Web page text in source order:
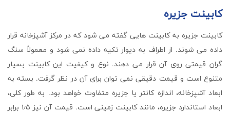
کابینت جزیره
کابینت جزیره به کابینت هایی گفته می شود که در مرکز آشپزخانه قرار
داده می شوند. از اطراف به دیوار تکیه داده نمی شود و معمولاً سنگ
گران قیمتی روی آن قرار می دهند. نوع و کیفیت این کابینت بسیار
متنوع است و قیمت دقیقی نمی توان برای آن در نظر گرفت. بسته به
ابعاد آشپزخانه، اندازه کانتر یا جزیره متفاوت خواهد بود. به طور کلی،
ابعاد استاندارد جزیره، مانند کابینت زمینی است. قیمت آن نیز ۱٫۵ برابر